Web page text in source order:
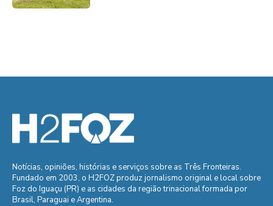
Notícias, opiniões, histórias e serviços sobre as Três Fronteiras.
Fundado em 2003, o H2FOZ produz jornalismo original e local sobre
Foz do Iguaçu (PR) e as cidades da região trinacional formada por
Brasil, Paraguai e Argentina.